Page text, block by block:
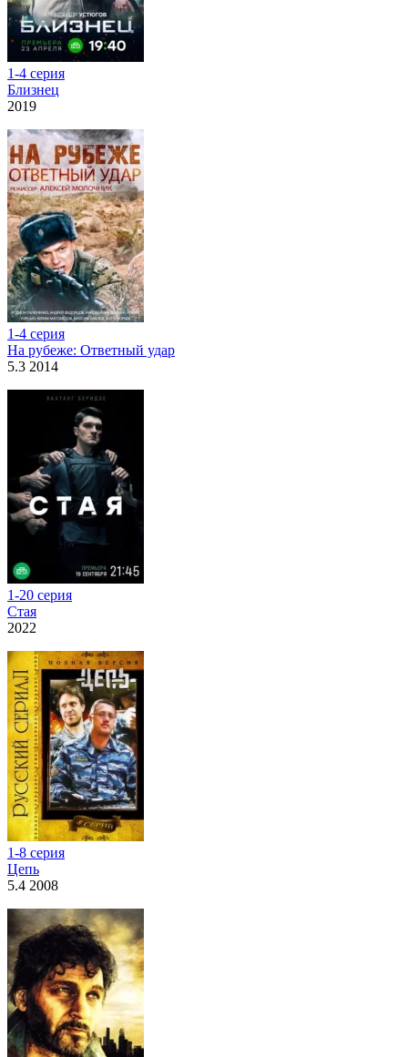
1-4 серия
Близнец
2019
1-4 серия
На рубеже: Ответный удар
5.3 2014
1-20 серия
Стая
2022
1-8 серия
Цепь
5.4 2008